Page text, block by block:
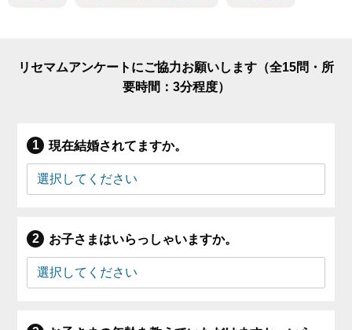
リセマムアンケートにご協力お願いします（全15問・所
要時間：3分程度）
現在結婚されてますか。
お子さまはいらっしゃいますか。